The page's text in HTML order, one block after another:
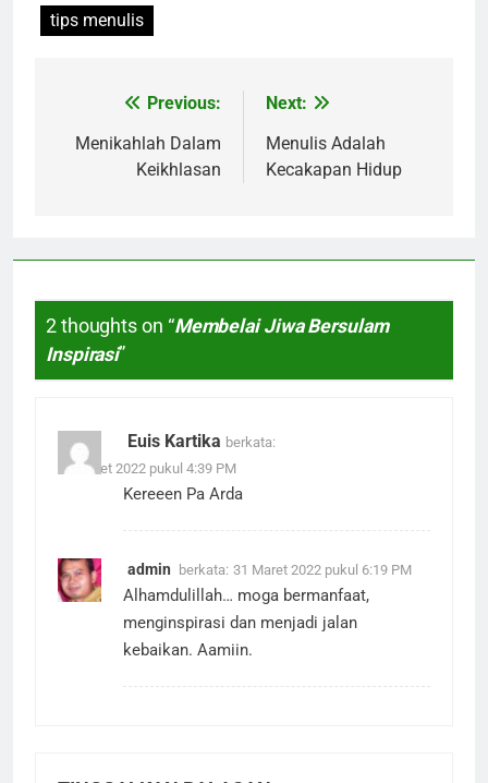
tips menulis
Navigasi
pos
Previous:
Menikahlah Dalam
Keikhlasan
Next:
Menulis Adalah
Kecakapan Hidup
2 thoughts on “Membelai Jiwa Bersulam
Inspirasi”
Euis Kartika berkata:
30 Maret 2022 pukul 4:39 PM
Kereeen Pa Arda
admin berkata: 31 Maret 2022 pukul 6:19 PM
Alhamdulillah… moga bermanfaat,
menginspirasi dan menjadi jalan
kebaikan. Aamiin.